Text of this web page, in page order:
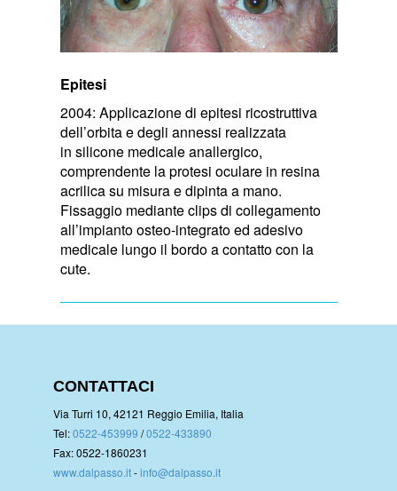
Epitesi
2004: Applicazione di epitesi ricostruttiva
dell’orbita e degli annessi realizzata
in silicone medicale anallergico,
comprendente la protesi oculare in resina
acrilica su misura e dipinta a mano.
Fissaggio mediante clips di collegamento
all’impianto osteo-integrato ed adesivo
medicale lungo il bordo a contatto con la
cute.
CONTATTACI
Via Turri 10, 42121 Reggio Emilia, Italia
Tel:0522-453999 /0522-433890
Fax: 0522-1860231
www.dalpasso.it-info@dalpasso.it